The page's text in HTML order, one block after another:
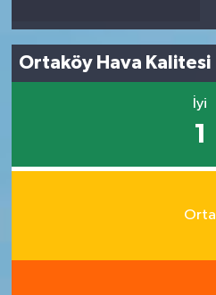
Ortaköy Hava Kalitesi
İyi
1
Orta